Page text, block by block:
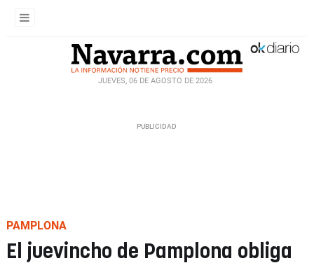
JUEVES, 06 DE AGOSTO DE 2026
PAMPLONA
El juevincho de Pamplona obliga